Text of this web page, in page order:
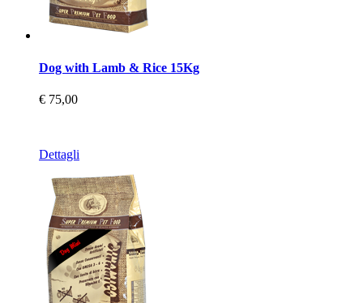
Dog with Lamb & Rice 15Kg
€ 75,00
Dettagli